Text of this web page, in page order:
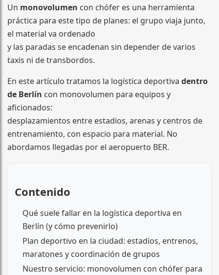
Un monovolumen con chófer es una herramienta
práctica para este tipo de planes: el grupo viaja junto,
el material va ordenado
y las paradas se encadenan sin depender de varios
taxis ni de transbordos.
En este artículo tratamos la logística deportiva dentro
de Berlín con monovolumen para equipos y
aficionados:
desplazamientos entre estadios, arenas y centros de
entrenamiento, con espacio para material. No
abordamos llegadas por el aeropuerto BER.
Contenido
Qué suele fallar en la logística deportiva en
Berlín (y cómo prevenirlo)
Plan deportivo en la ciudad: estadios, entrenos,
maratones y coordinación de grupos
Nuestro servicio: monovolumen con chófer para